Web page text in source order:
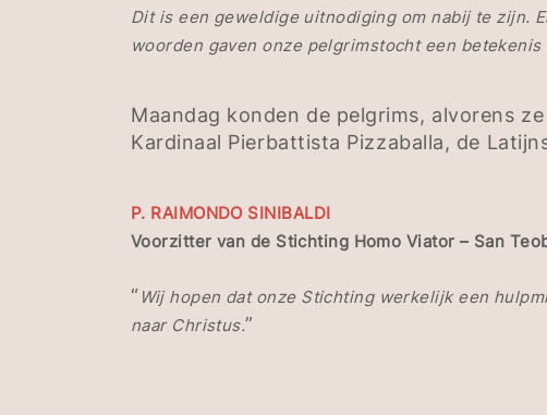
Dit is een geweldige uitnodiging om nabij te zijn.
woorden gaven onze pelgrimstocht een
Maandag konden de pelgrims, alvorens
Kardinaal Pierbattista Pizzaballa, de
P. RAIMONDO SINIBALDI
Voorzitter van de Stichting Homo Viator – San
“ Wij hopen dat onze Stichting werkelijk een
naar Christus.”